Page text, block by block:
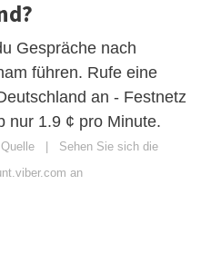
Gespräche nach
führen. Rufe eine
an - Festnetz
nur 1.9 ¢ pro Minute.
| Sehen Sie sich die
an